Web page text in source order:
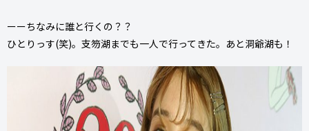
ーーちなみに誰と行くの？？
ひとりっす(笑)。支笏湖までも一人で行ってきた。あと洞爺湖も！